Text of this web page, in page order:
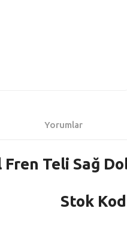
Yorumlar
Fren Teli Sağ
Stok